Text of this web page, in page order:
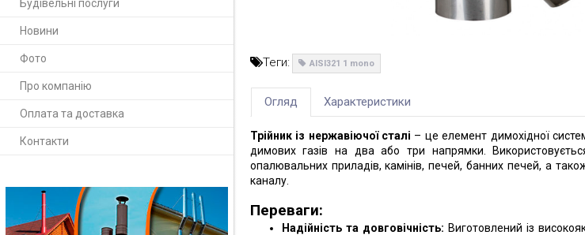
Будівельні послуги
Новини
Фото
Про компанію
Оплата та доставка
Контакти
Теги: AISI321 1 mono
Огляд Характеристики
Трійник із нержавіючої сталі – це елемент димохідної
димових газів на два або три напрямки.
опалювальних приладів, камінів, печей, банних печей, а
каналу.
Переваги:
Надійність та довговічність: Виготовлений із